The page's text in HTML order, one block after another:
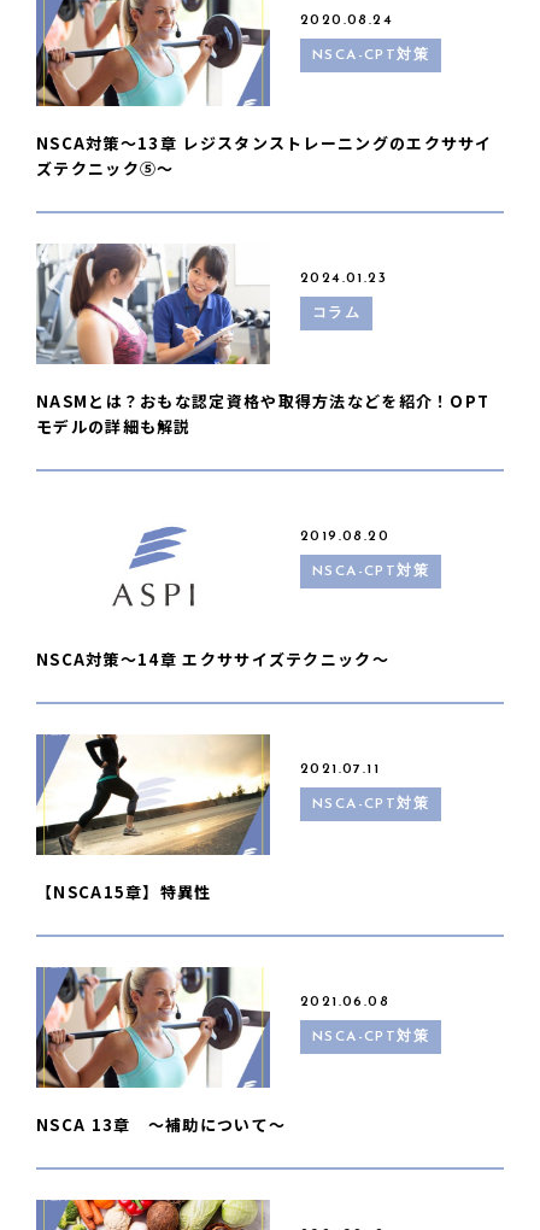
2020.08.24
NSCA-CPT対策
NSCA対策〜13章 レジスタンストレーニングのエクササイ
ズテクニック⑤〜
2024.01.23
コラム
NASMとは？おもな認定資格や取得方法などを紹介！OPT
モデルの詳細も解説
2019.08.20
NSCA-CPT対策
NSCA対策〜14章 エクササイズテクニック〜
2021.07.11
NSCA-CPT対策
【NSCA15章】特異性
2021.06.08
NSCA-CPT対策
NSCA 13章 〜補助について〜